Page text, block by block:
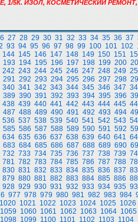
1/5К. ИЗОЛ, КОСМЕТИЧЕСКИЙ
27 28 29 30 31 32 33 34 35 36 37
93 94 95 96 97 98 99 100 101 102
144 145 146 147 148 149 150 151
193 194 195 196 197 198 199 200
242 243 244 245 246 247 248 249
291 292 293 294 295 296 297 298
340 341 342 343 344 345 346 347
389 390 391 392 393 394 395 396
438 439 440 441 442 443 444 445
487 488 489 490 491 492 493 494
536 537 538 539 540 541 542 543
585 586 587 588 589 590 591 592
634 635 636 637 638 639 640 641
683 684 685 686 687 688 689 690
732 733 734 735 736 737 738 739
781 782 783 784 785 786 787 788
830 831 832 833 834 835 836 837
879 880 881 882 883 884 885 886
928 929 930 931 932 933 934 935
977 978 979 980 981 982 983 984
1020 1021 1022 1023 1024 1025 1026
1059 1060 1061 1062 1063 1064 1065
1098 1099 1100 1101 1102 1103 1104